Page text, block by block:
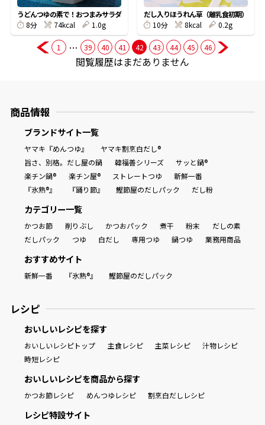
だしパック
うどんつゆの素で！おつまみサラダ
8分
74kcal 1.0g
だし入りほうれん草（離乳食初期）
10分
8kcal 0.2g
1 … 39 40 41 42 43 44 45 46
閲覧履歴はまだありません
商品情報
ブランドサイト一覧
ヤマキ『めんつゆ』
ヤマキ割烹白だし®
旨さ、別格。だし屋の鍋
韓福善シリーズ
サッと鍋®
楽チン鍋®
楽チン屋® ストレートつゆ
新鮮一番
『氷熟®』
『踊り節』 鰹節屋のだしパック だし粉
カテゴリー一覧
かつお節 削りぶし かつおパック 煮干 粉末
だしの素
だしパック
つゆ 白だし 専用つゆ 鍋つゆ 業務用商品
おすすめサイト
新鮮一番 『氷熟®』 鰹節屋のだしパック
レシピ
おいしいレシピを探す
おいしいレシピトップ 主食レシピ 主菜レシピ
汁物レシピ
時短レシピ
おいしいレシピを商品から探す
かつお節レシピ めんつゆレシピ 割烹白だしレシピ
レシピ特設サイト